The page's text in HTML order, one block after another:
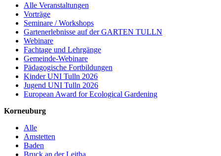
Alle Veranstaltungen
Vorträge
Seminare / Workshops
Gartenerlebnisse auf der GARTEN TULLN
Webinare
Fachtage und Lehrgänge
Gemeinde-Webinare
Pädagogische Fortbildungen
Kinder UNI Tulln 2026
Jugend UNI Tulln 2026
European Award for Ecological Gardening
Korneuburg
Alle
Amstetten
Baden
Bruck an der Leitha